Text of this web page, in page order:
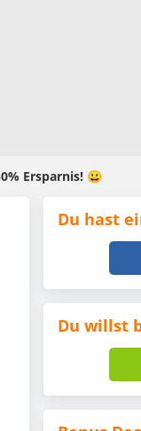
Ersparnis! 😀
Du hast
Du willst